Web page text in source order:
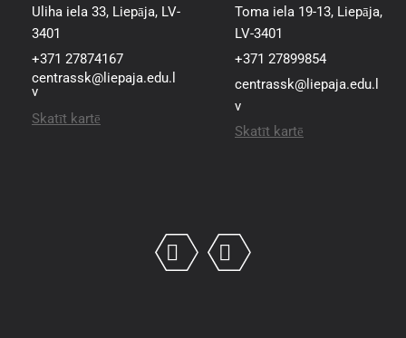
Uliha iela 33, Liepāja, LV-
3401
+371 27874167
centrassk@liepaja.edu.l
v
Skatīt kartē
Toma iela 19-13, Liepāja,
LV-3401
+371 27899854
centrassk@liepaja.edu.l
v
Skatīt kartē